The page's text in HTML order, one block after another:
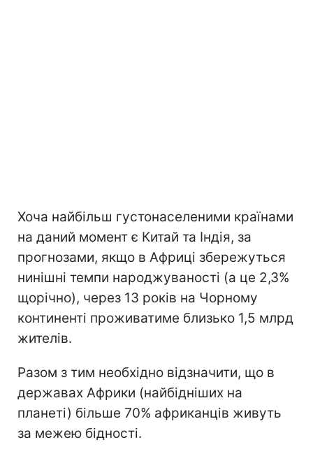
Хоча найбільш густонаселеними країнами
на даний момент є Китай та Індія, за
прогнозами, якщо в Африці збережуться
нинішні темпи народжуваності (а це 2,3%
щорічно), через 13 років на Чорному
континенті проживатиме близько 1,5 млрд
жителів.
Разом з тим необхідно відзначити, що в
державах Африки (найбідніших на
планеті) більше 70% африканців живуть
за межею бідності.